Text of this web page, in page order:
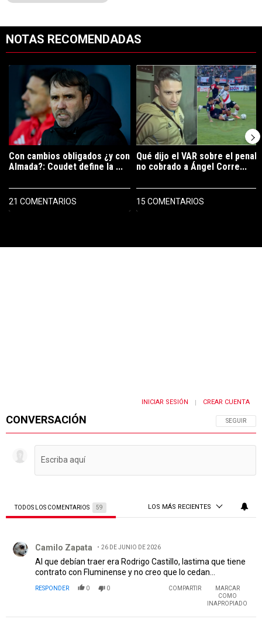
NOTAS RECOMENDADAS
Un artículo de tendencia con el título "Con cambios obligados ¿y
Con cambios obligados ¿y con
Almada?: Coudet define la ...
21 COMENTARIOS
Un artículo de tendencia con el
Qué dijo el VAR sobre el penal
no cobrado a Ángel Corre...
15 COMENTARIOS
CONVERSACIÓN SIGA ESTA
SEGUIR
INICIAR SESIÓN CREAR CUENTA
TODOS LOS COMENTARIOS 59 LOS MÁS RECIENTES
Camilo Zapata 26 DE JUNIO DE 2026
Al que debían traer era Rodrigo Castillo, lastima que tiene
contrato con Fluminense y no creo que lo cedan...
RESPONDER 0 0 COMPARTIR
MARCAR
COMO
INAPROPIADO